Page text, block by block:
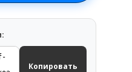
Копировать